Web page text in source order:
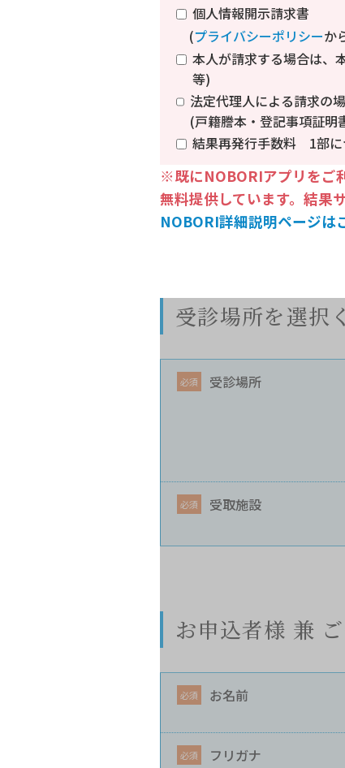
個人情報開示請求書
(プライバシーポリシーか
本人が請求する場合は、
等)
法定代理人による請求の
(戸籍謄本・登記事項証明
結果再発行手数料 1部に
※既にNOBORIアプリをご
無料提供しています。結果
NOBORI詳細説明ページは
受診場所を選択
受診場所
受取施設
お申込者様 兼
お名前
フリガナ